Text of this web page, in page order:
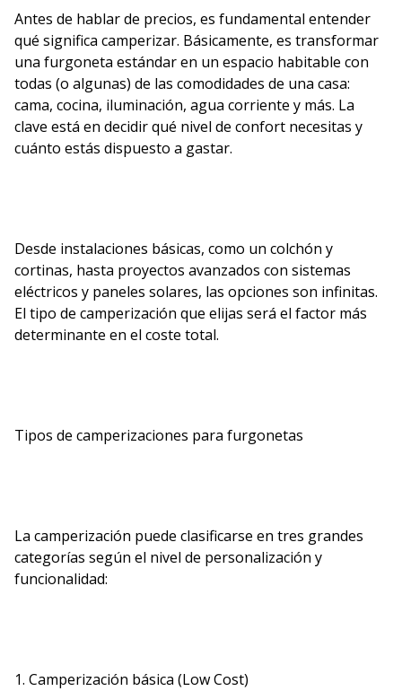
Antes de hablar de precios, es fundamental entender
qué significa camperizar. Básicamente, es transformar
una furgoneta estándar en un espacio habitable con
todas (o algunas) de las comodidades de una casa:
cama, cocina, iluminación, agua corriente y más. La
clave está en decidir qué nivel de confort necesitas y
cuánto estás dispuesto a gastar.
Desde instalaciones básicas, como un colchón y
cortinas, hasta proyectos avanzados con sistemas
eléctricos y paneles solares, las opciones son infinitas.
El tipo de camperización que elijas será el factor más
determinante en el coste total.
Tipos de camperizaciones para furgonetas
La camperización puede clasificarse en tres grandes
categorías según el nivel de personalización y
funcionalidad:
1. Camperización básica (Low Cost)